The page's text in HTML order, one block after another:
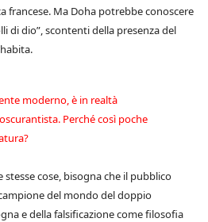
francese. Ma Doha potrebbe conoscere
di dio”, scontenti della presenza del
moderno, è in realtà
Perché così poche
cose, bisogna che il pubblico
del mondo del doppio
e della falsificazione come filosofia